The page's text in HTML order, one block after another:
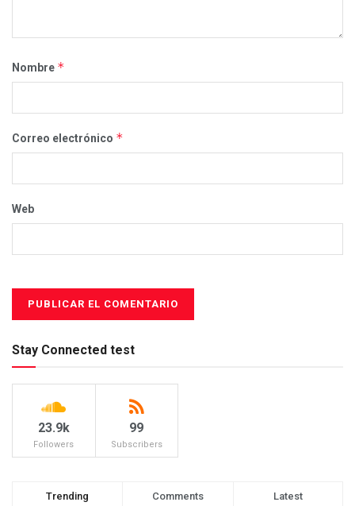
Nombre *
Correo electrónico *
Web
Stay Connected test
23.9k
Followers
99
Subscribers
Trending Comments Latest